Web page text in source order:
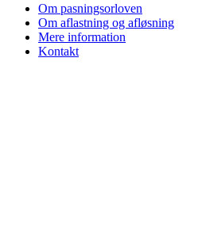
Om pasningsorloven
Om aflastning og afløsning
Mere information
Kontakt